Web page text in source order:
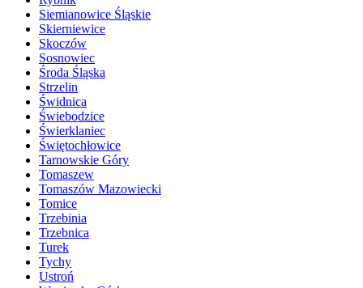
Siemianowice Śląskie
Skierniewice
Skoczów
Sosnowiec
Środa Śląska
Strzelin
Świdnica
Świebodzice
Świerklaniec
Świętochłowice
Tarnowskie Góry
Tomaszew
Tomaszów Mazowiecki
Tomice
Trzebinia
Trzebnica
Turek
Tychy
Ustroń